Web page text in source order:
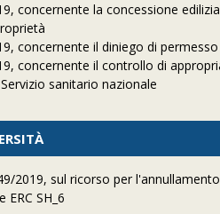
concernente la concessione
concernente il diniego di
concernente il controllo di
sanitario nazionale
2019, sul ricorso per
ERC SH_6